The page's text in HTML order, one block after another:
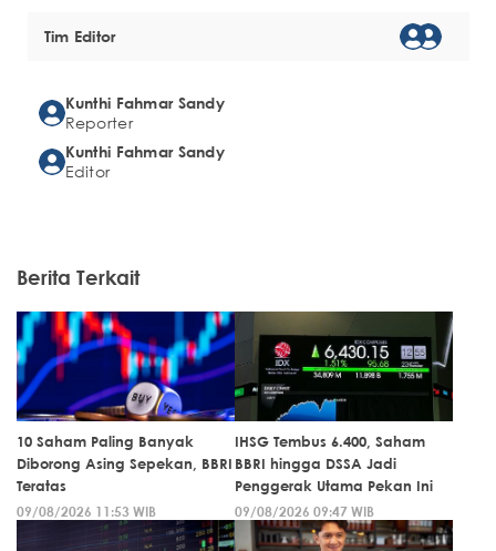
Tim Editor
Kunthi Fahmar Sandy
Reporter
Kunthi Fahmar Sandy
Editor
Berita Terkait
10 Saham Paling Banyak
Diborong Asing Sepekan, BBRI
Teratas
09/08/2026 11:53 WIB
IHSG Tembus 6.400, Saham
BBRI hingga DSSA Jadi
Penggerak Utama Pekan Ini
09/08/2026 09:47 WIB